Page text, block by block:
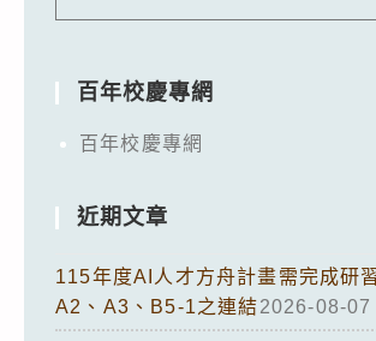
百年校慶專網
百年校慶專網
近期文章
115年度AI人才方舟計畫需完成研
A2、A3、B5-1之連結2026-08-07